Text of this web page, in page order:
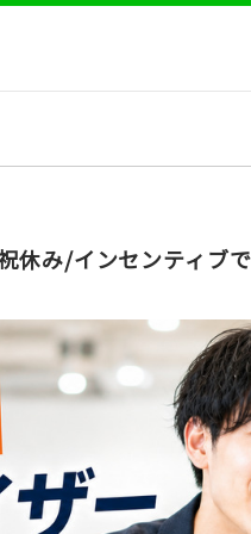
休み/インセンティブ